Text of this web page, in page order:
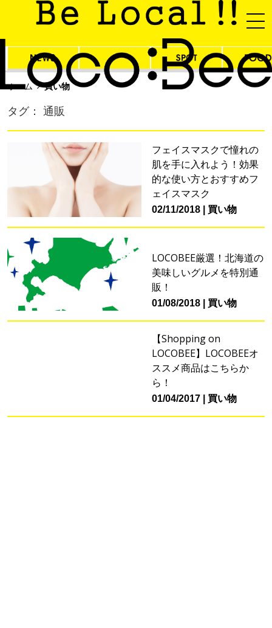
ホーム 買い物
タグ： 通販
フェイスマスクで憧れの
肌を手に入れよう！効果
的な使い方とおすすめフ
ェイスマスク
02/11/2018 買い物
LOCOBEE厳選！北海道の
美味しいグルメを特別通
販！
01/08/2018 買い物
【Shopping on
LOCOBEE】LOCOBEEオ
ススメ商品はこちらか
ら！
01/04/2017 買い物